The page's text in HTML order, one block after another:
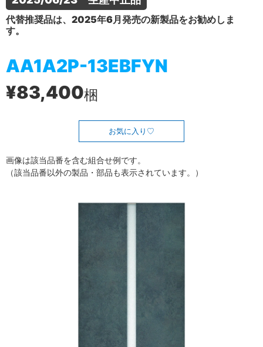
代替推奨品は、2025年6月発売の新製品をお勧めしま
す。
AA1A2P-13EBFYN
¥83,400梱
お気に入り
画像は該当品番を含む組合せ例です。
（該当品番以外の製品・部品も表示されています。）